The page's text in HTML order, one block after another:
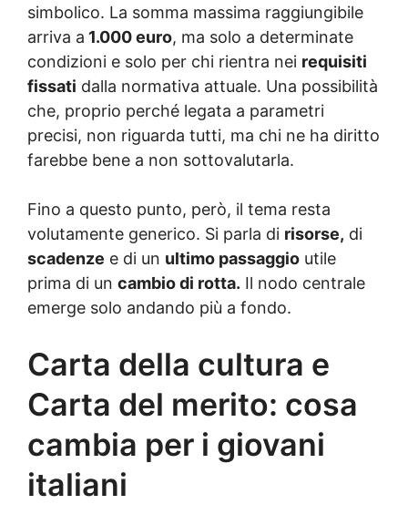
simbolico. La somma massima raggiungibile
arriva a 1.000 euro, ma solo a determinate
condizioni e solo per chi rientra nei requisiti
fissati dalla normativa attuale. Una possibilità
che, proprio perché legata a parametri
precisi, non riguarda tutti, ma chi ne ha diritto
farebbe bene a non sottovalutarla.
Fino a questo punto, però, il tema resta
volutamente generico. Si parla di risorse, di
scadenze e di un ultimo passaggio utile
prima di un cambio di rotta. Il nodo centrale
emerge solo andando più a fondo.
Carta della cultura e
Carta del merito: cosa
cambia per i giovani
italiani